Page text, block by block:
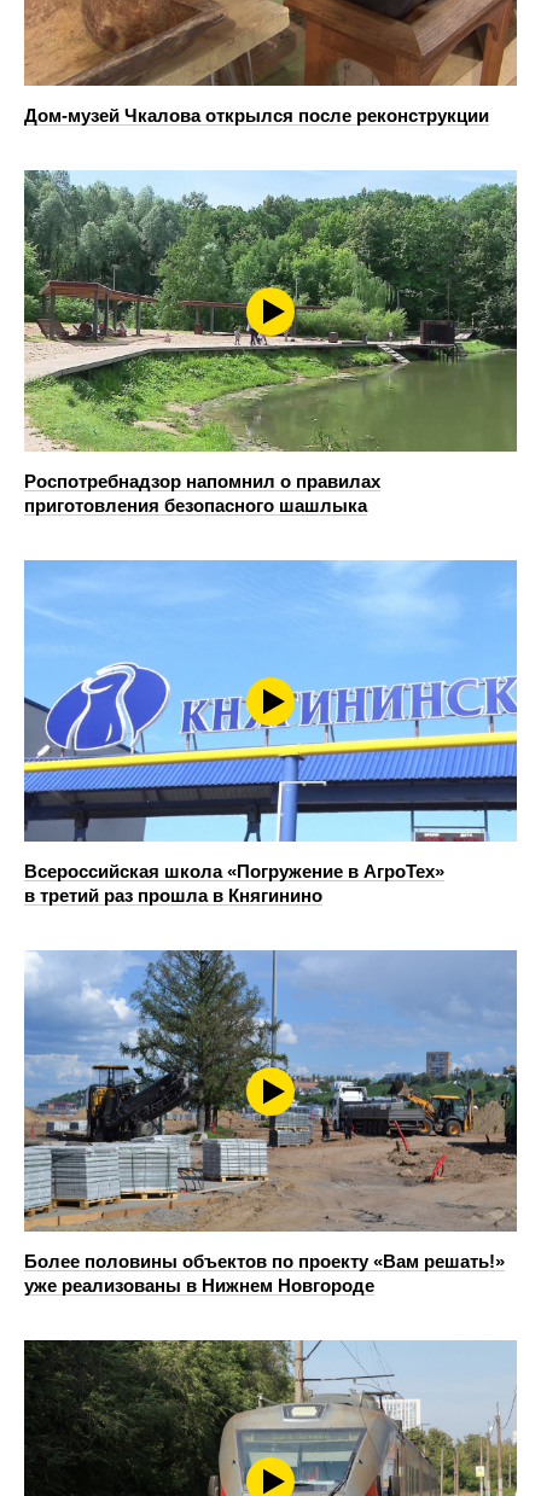
Дом-музей Чкалова открылся после реконструкции
Роспотребнадзор напомнил о правилах
приготовления безопасного шашлыка
Всероссийская школа «Погружение в АгроТех»
в третий раз прошла в Княгинино
Более половины объектов по проекту «Вам решать!»
уже реализованы в Нижнем Новгороде